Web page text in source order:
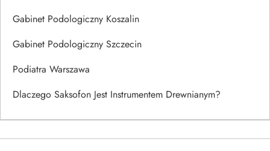
Gabinet Podologiczny Koszalin
Gabinet Podologiczny Szczecin
Podiatra Warszawa
Dlaczego Saksofon Jest Instrumentem Drewnianym?